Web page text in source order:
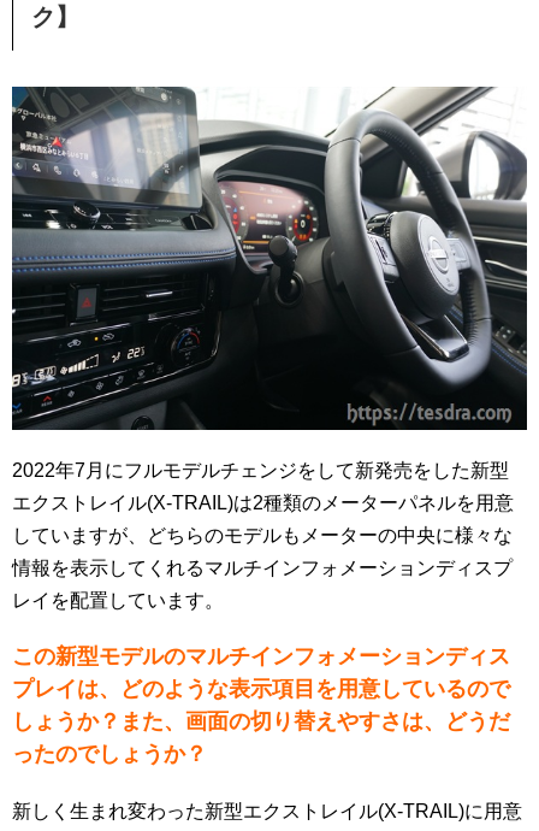
ク】
2022年7月にフルモデルチェンジをして新発売をした新型
エクストレイル(X-TRAIL)は2種類のメーターパネルを用意
していますが、どちらのモデルもメーターの中央に様々な
情報を表示してくれるマルチインフォメーションディスプ
レイを配置しています。
この新型モデルのマルチインフォメーションディス
プレイは、どのような表示項目を用意しているので
しょうか？また、画面の切り替えやすさは、どうだ
ったのでしょうか？
新しく生まれ変わった新型エクストレイル(X-TRAIL)に用意